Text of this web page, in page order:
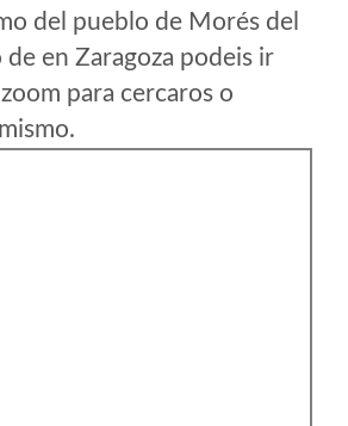
del pueblo de Morés del
en Zaragoza podeis ir
para cercaros o